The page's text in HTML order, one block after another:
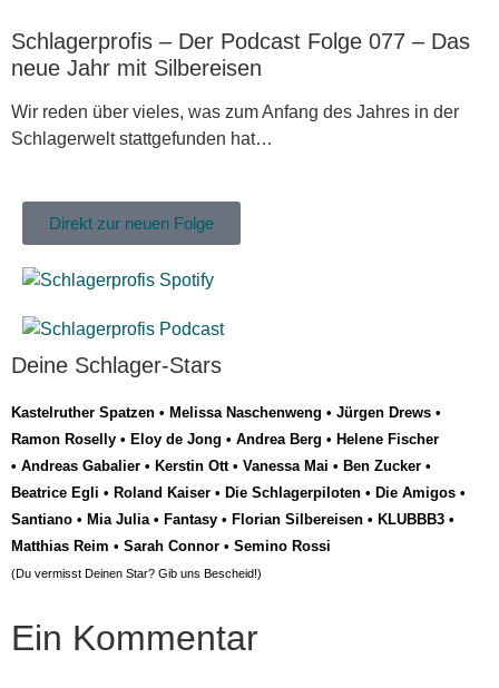
Schlagerprofis – Der Podcast Folge 077 – Das
neue Jahr mit Silbereisen
Wir reden über vieles, was zum Anfang des Jahres in der
Schlagerwelt stattgefunden hat…
Direkt zur neuen Folge
Deine Schlager-Stars
Kastelruther Spatzen • Melissa Naschenweng • Jürgen Drews •
Ramon Roselly • Eloy de Jong • Andrea Berg • Helene Fischer
• Andreas Gabalier • Kerstin Ott• Vanessa Mai • Ben Zucker •
Beatrice Egli • Roland Kaiser • Die Schlagerpiloten • Die Amigos •
Santiano • Mia Julia• Fantasy • Florian Silbereisen • KLUBBB3 •
Matthias Reim • Sarah Connor • Semino Rossi
(Du vermisst Deinen Star? Gib uns Bescheid!)
Ein Kommentar